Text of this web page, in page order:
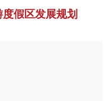
假区发展规划